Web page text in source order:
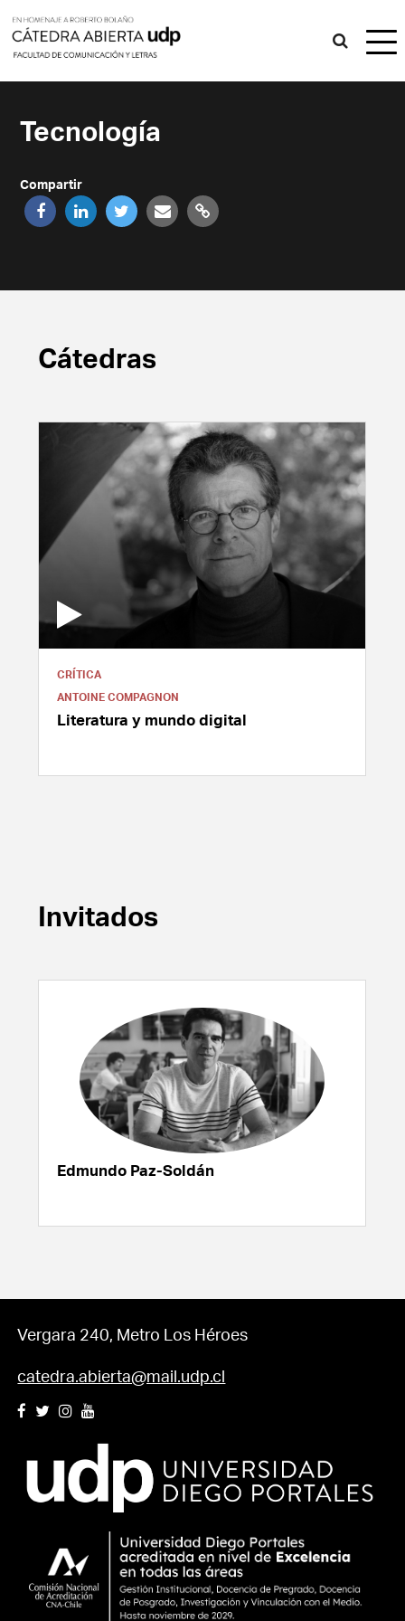
Tecnología
Compartir
Cátedras
CRÍTICA
ANTOINE COMPAGNON
Literatura y mundo digital
Invitados
Edmundo Paz-Soldán
Vergara 240, Metro Los Héroes
catedra.abierta@mail.udp.cl